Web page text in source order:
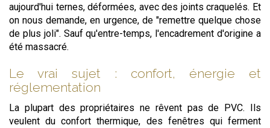
aujourd'hui ternes, déformées, avec des joints craquelés. Et
on nous demande, en urgence, de "remettre quelque chose
de plus joli". Sauf qu'entre-temps, l'encadrement d'origine a
été massacré.
Le vrai sujet : confort, énergie et
réglementation
La plupart des propriétaires ne rêvent pas de PVC. Ils
veulent du confort thermique, des fenêtres qui ferment